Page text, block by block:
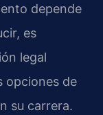
depende
es
legal
opciones de
su carrera.